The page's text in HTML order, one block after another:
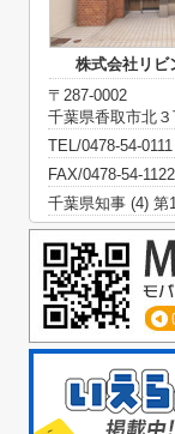
株式会社リビ
〒287-0002
千葉県香取市北
TEL/0478-54-0111
FAX/0478-54-1122
千葉県知事 (4) 第